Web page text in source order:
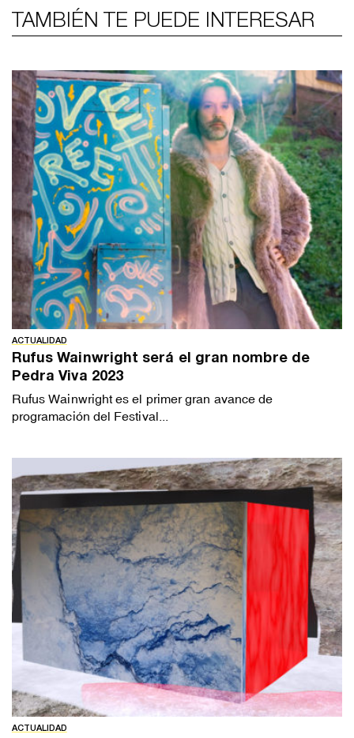
TAMBIÉN TE PUEDE INTERESAR
ACTUALIDAD
Rufus Wainwright será el gran nombre de
Pedra Viva 2023
Rufus Wainwright es el primer gran avance de
programación del Festival...
ACTUALIDAD